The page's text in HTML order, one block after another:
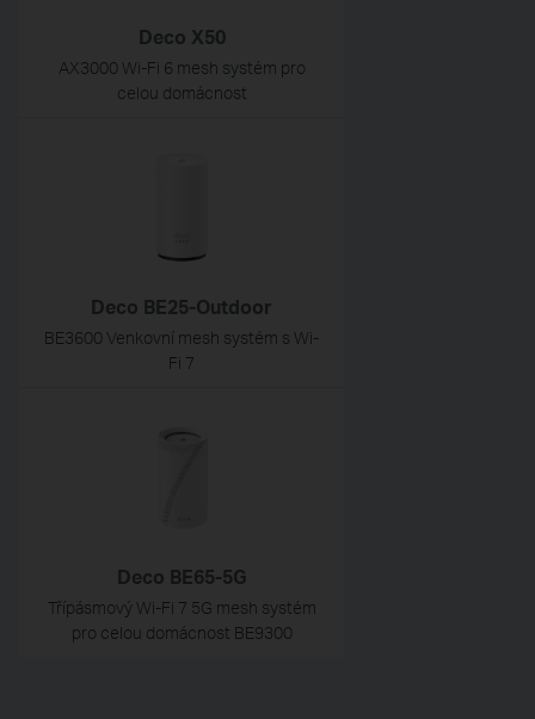
Deco X50
AX3000 Wi-Fi 6 mesh systém pro
celou domácnost
Deco BE25-Outdoor
BE3600 Venkovní mesh systém s Wi-
Fi 7
Deco BE65-5G
Třípásmový Wi-Fi 7 5G mesh systém
pro celou domácnost BE9300